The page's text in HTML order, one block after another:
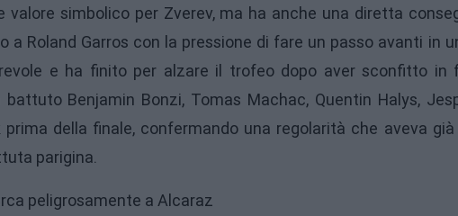
valore simbolico per Zverev, ma ha anche una diretta
a Roland Garros con la pressione di fare un passo avanti in
e ha finito per alzare il trofeo dopo aver sconfitto in
Benjamin Bonzi, Tomas Machac, Quentin Halys,
della finale, confermando una regolarità che aveva
parigina.